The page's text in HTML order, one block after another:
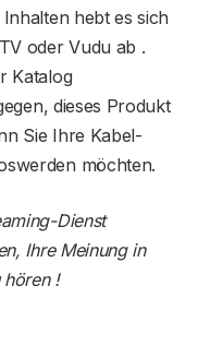
hebt es sich
oder Vudu ab .
Katalog
dieses Produkt
Sie Ihre Kabel-
möchten.
Dienst
Ihre Meinung in
!